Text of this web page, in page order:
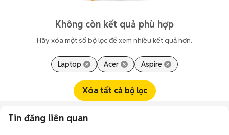
Không còn kết quả phù hợp
Hãy xóa một số bộ lọc để xem nhiều kết quả hơn.
Laptop Acer Aspire
Xóa tất cả bộ lọc
Tin đăng liên quan